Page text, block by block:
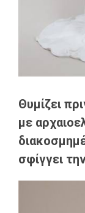
Θυμίζει
με
σφίγγει